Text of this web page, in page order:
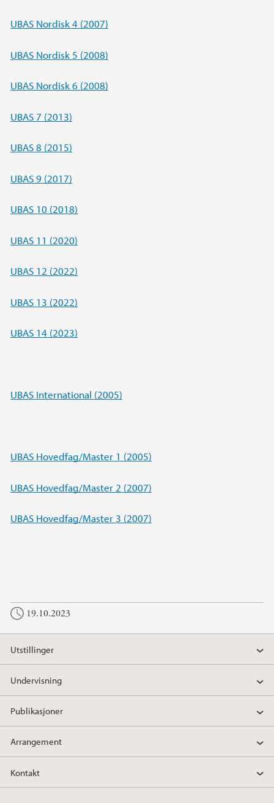
UBAS Nordisk 4 (2007)
UBAS Nordisk 5 (2008)
UBAS Nordisk 6 (2008)
UBAS 7 (2013)
UBAS 8 (2015)
UBAS 9 (2017)
UBAS 10 (2018)
UBAS 11 (2020)
UBAS 12 (2022)
UBAS 13 (2022)
UBAS 14 (2023)
UBAS International (2005)
UBAS Hovedfag/Master 1 (2005)
UBAS Hovedfag/Master 2 (2007)
UBAS Hovedfag/Master 3 (2007)
19.10.2023
Utstillinger
Undervisning
Publikasjoner
Arrangement
Kontakt